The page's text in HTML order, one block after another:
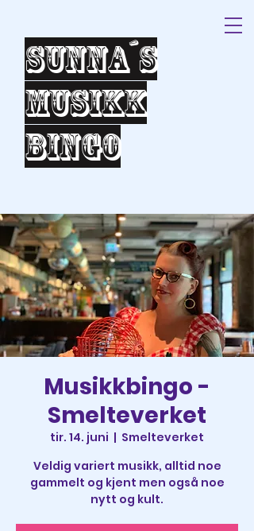
Sunna´s
Musikk
bingo
Musikkbingo -
Smelteverket
tir. 14. juni
  |
Smelteverket
Veldig variert musikk, alltid noe
gammelt og kjent men også noe
nytt og kult.